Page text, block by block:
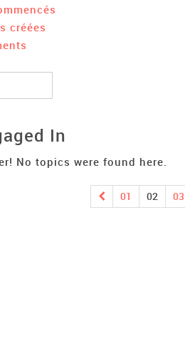
créées
In
No topics were found here.
01 02 03